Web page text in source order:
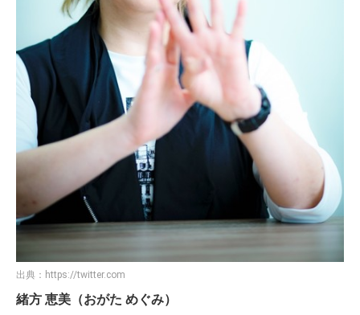
出典： https://twitter.com
緒方 恵美（おがた めぐみ）